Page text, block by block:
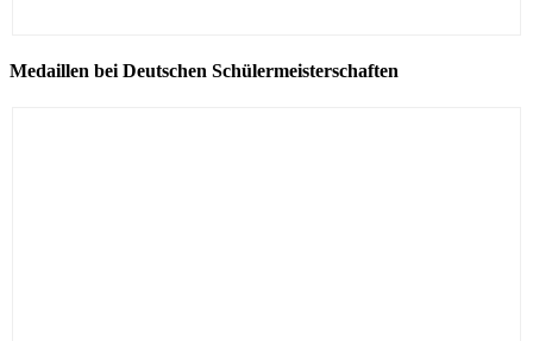
Medaillen bei Deutschen Schülermeisterschaften